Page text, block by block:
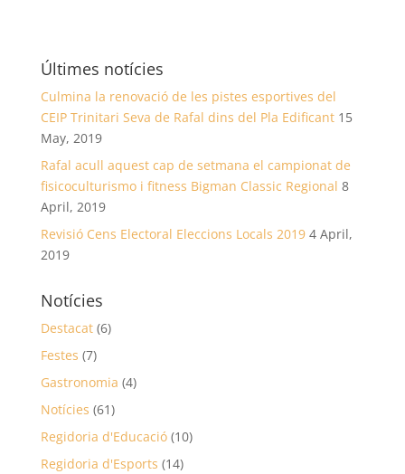
Últimes notícies
Culmina la renovació de les pistes esportives del
CEIP Trinitari Seva de Rafal dins del Pla Edificant 15
May, 2019
Rafal acull aquest cap de setmana el campionat de
fisicoculturismo i fitness Bigman Classic Regional 8
April, 2019
Revisió Cens Electoral Eleccions Locals 2019 4 April,
2019
Notícies
Destacat(6)
Festes (7)
Gastronomia (4)
Notícies (61)
Regidoria d'Educació(10)
Regidoria d'Esports (14)